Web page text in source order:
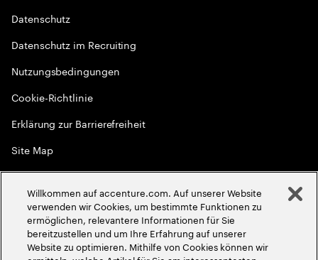
Datenschutz
Datenschutz im Recruiting
Nutzungsbedingungen
Cookie-Richtlinie
Erklärung zur Barrierefreiheit
Site Map
Globale Meritokratie
2026Accenture. Alle Rechte vorbehalten
Willkommen auf accenture.com. Auf unserer Website
verwenden wir Cookies, um bestimmte Funktionen zu
ermöglichen, relevantere Informationen für Sie
bereitzustellen und um Ihre Erfahrung auf unserer
Website zu optimieren. Mithilfe von Cookies können wir